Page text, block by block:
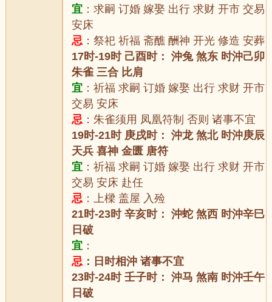
宜 ：求嗣 订婚 嫁娶 出行 求财 开市 交易
安床
忌 ：祭祀 祈福 斋醮 酬神 开光 修造 安葬
17时-19时 己酉时： 沖兔 煞东 时沖己卯
朱雀 三合 比肩
宜 ：祈福 求嗣 订婚 嫁娶 出行 求财 开市
交易 安床
忌 ：朱雀须用 凤凰符制 否则 诸事不宜
19时-21时 庚戌时： 沖龙 煞北 时沖庚辰
天兵 喜神 金匮 唐符
宜 ：祈福 求嗣 订婚 嫁娶 出行 求财 开市
交易 安床 赴任
忌 ：上樑 盖屋 入殓
21时-23时 辛亥时： 沖蛇 煞西 时沖辛巳
日破
宜 ：
忌 ：日时相沖 诸事不宜
23时-24时 壬子时： 沖马 煞南 时沖壬午
日破